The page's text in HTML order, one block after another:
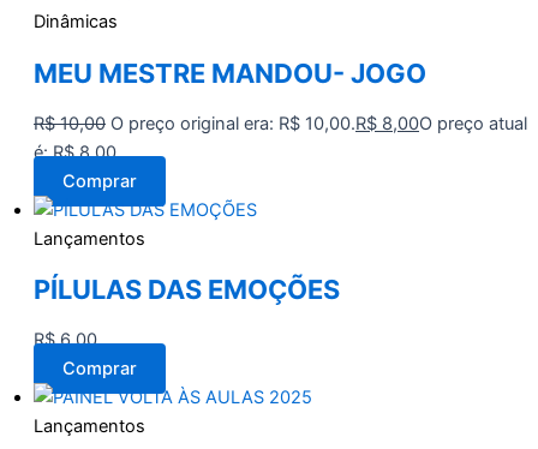
Dinâmicas
MEU MESTRE MANDOU- JOGO
R$10,00 O preço original era: R$ 10,00.R$ 8,00O preço atual
é: R$ 8,00.
Comprar
Lançamentos
PÍLULAS DAS EMOÇÕES
R$6,00
Comprar
Lançamentos